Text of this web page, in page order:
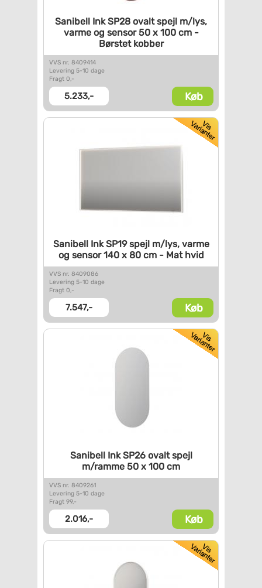
Sanibell Ink SP28 ovalt spejl m/lys,
varme og sensor 50 x100 cm -
Børstet kobber
VVS nr. 8409414
Levering 5-10 dage
Fragt 0,-
5.233,- Køb
Sanibell Ink SP19 spejl m/lys,varme
og sensor 140 x 80 cm -Mat hvid
VVS nr. 8409086
Levering 5-10 dage
Fragt 0,-
7.547,- Køb
Sanibell Ink SP26 ovalt spejl
m/ramme 50 x 100 cm
VVS nr. 8409261
Levering 5-10 dage
Fragt 99,-
2.016,- Køb